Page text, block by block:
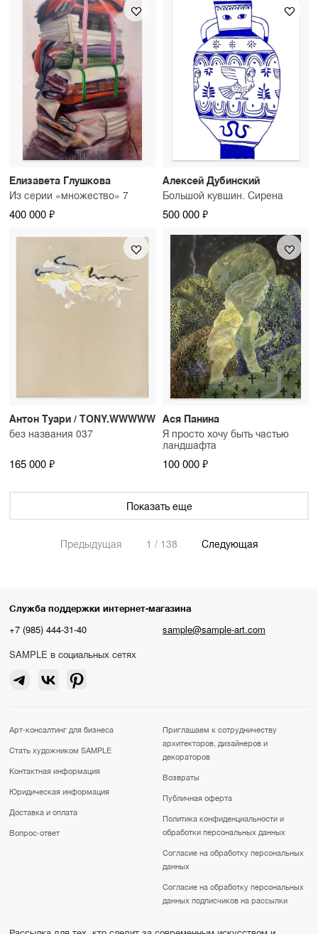
Елизавета Глушкова
Из серии «множество» 7
400 000 ₽
Алексей Дубинский
Большой кувшин. Сирена
500 000 ₽
Антон Туари / TONY.WWWWW
без названия 037
165 000 ₽
Ася Панина
Я просто хочу быть частью
ландшафта
100 000 ₽
Показать еще
Предыдущая 1 / 138 Следующая
Служба поддержки интернет-магазина
+7 (985) 444-31-40
sample@sample-art.com
SAMPLE в социальных сетях
Арт-консалтинг для бизнеса
Стать художником SAMPLE
Контактная информация
Юридическая информация
Доставка и оплата
Вопрос-ответ
Приглашаем к сотрудничеству
архитекторов, дизайнеров и
декораторов
Возвраты
Публичная оферта
Политика конфиденциальности и
обработки персональных данных
Согласие на обработку персональных
данных
Согласие на обработку персональных
данных подписчиков на рассылки